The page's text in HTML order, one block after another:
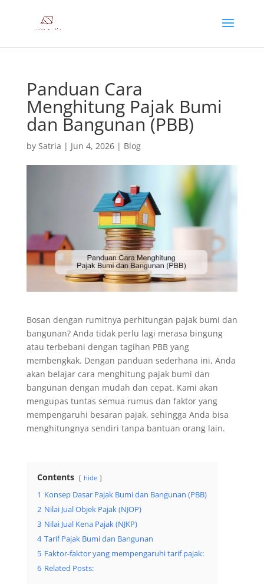
Panduan Cara
Menghitung Pajak Bumi
dan Bangunan (PBB)
by Satria | Jun 4, 2026| Blog
Bosan dengan rumitnya perhitungan pajak bumi dan
bangunan? Anda tidak perlu lagi merasa bingung
atau terbebani dengan tagihan PBB yang
membengkak. Dengan panduan sederhana ini, Anda
akan belajar cara menghitung pajak bumi dan
bangunan dengan mudah dan cepat. Kami akan
mengupas tuntas semua rumus dan faktor yang
mempengaruhi besaran pajak, sehingga Anda bisa
menghitungnya sendiri tanpa bantuan orang lain.
Contents hide
1 Konsep Dasar Pajak Bumi dan Bangunan (PBB)
2 Nilai Jual Objek Pajak (NJOP)
3 Nilai Jual Kena Pajak (NJKP)
4 Tarif Pajak Bumi dan Bangunan
5 Faktor-faktor yang mempengaruhi tarif pajak:
6 Related Posts: